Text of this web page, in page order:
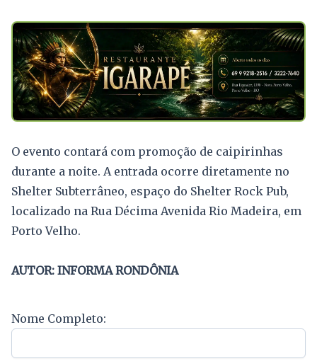
O evento contará com promoção de caipirinhas
durante a noite. A entrada ocorre diretamente no
Shelter Subterrâneo, espaço do Shelter Rock Pub,
localizado na Rua Décima Avenida Rio Madeira, em
Porto Velho.
AUTOR: INFORMA RONDÔNIA
Nome Completo: